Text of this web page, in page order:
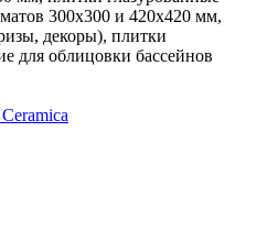
300х300 и 420х420 мм,
декоры), плитки
для облицовки бассейнов